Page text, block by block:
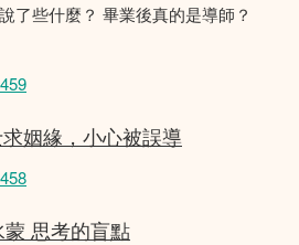
了些什麼？ 畢業後真的是導師？
姻緣，小心被誤導
思考的盲點